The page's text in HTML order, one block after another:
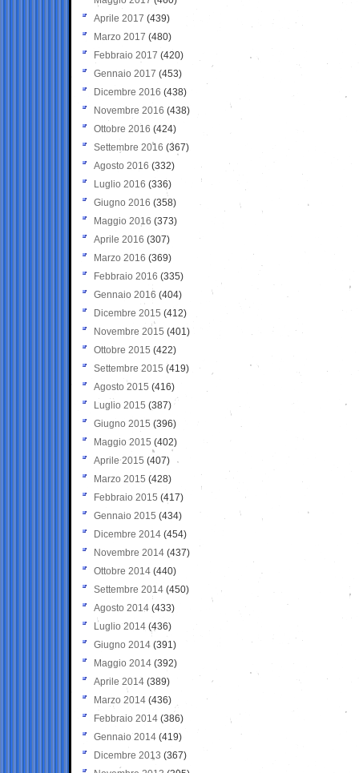
Aprile 2017 (439)
Marzo 2017 (480)
Febbraio 2017 (420)
Gennaio 2017 (453)
Dicembre 2016 (438)
Novembre 2016 (438)
Ottobre 2016 (424)
Settembre 2016 (367)
Agosto 2016 (332)
Luglio 2016 (336)
Giugno 2016 (358)
Maggio 2016 (373)
Aprile 2016 (307)
Marzo 2016 (369)
Febbraio 2016 (335)
Gennaio 2016 (404)
Dicembre 2015 (412)
Novembre 2015 (401)
Ottobre 2015 (422)
Settembre 2015 (419)
Agosto 2015 (416)
Luglio 2015 (387)
Giugno 2015 (396)
Maggio 2015 (402)
Aprile 2015 (407)
Marzo 2015 (428)
Febbraio 2015 (417)
Gennaio 2015 (434)
Dicembre 2014 (454)
Novembre 2014 (437)
Ottobre 2014 (440)
Settembre 2014 (450)
Agosto 2014 (433)
Luglio 2014 (436)
Giugno 2014 (391)
Maggio 2014 (392)
Aprile 2014 (389)
Marzo 2014 (436)
Febbraio 2014 (386)
Gennaio 2014 (419)
Dicembre 2013 (367)